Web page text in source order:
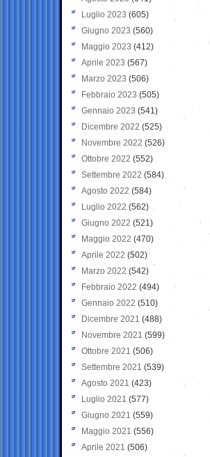
Luglio 2023 (605)
Giugno 2023 (560)
Maggio 2023 (412)
Aprile 2023 (567)
Marzo 2023 (506)
Febbraio 2023 (505)
Gennaio 2023 (541)
Dicembre 2022 (525)
Novembre 2022 (526)
Ottobre 2022 (552)
Settembre 2022 (584)
Agosto 2022 (584)
Luglio 2022 (562)
Giugno 2022 (521)
Maggio 2022 (470)
Aprile 2022 (502)
Marzo 2022 (542)
Febbraio 2022 (494)
Gennaio 2022 (510)
Dicembre 2021 (488)
Novembre 2021 (599)
Ottobre 2021 (506)
Settembre 2021 (539)
Agosto 2021 (423)
Luglio 2021 (577)
Giugno 2021(559)
Maggio 2021 (556)
Aprile 2021 (506)